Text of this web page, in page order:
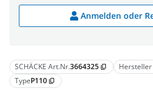
SCHÄCKE Art.Nr.3664325 content_copy
TypeP110 content_copy
Anmelden oder